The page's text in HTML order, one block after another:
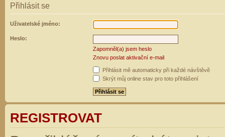
Přihlásit se
Uživatelské jméno:
Heslo:
Zapomněl(a) jsem heslo
Znovu poslat aktivační e-mail
Přihlásit mě automaticky při každé návštěvě
Skrýt můj online stav pro toto přihlášení
REGISTROVAT